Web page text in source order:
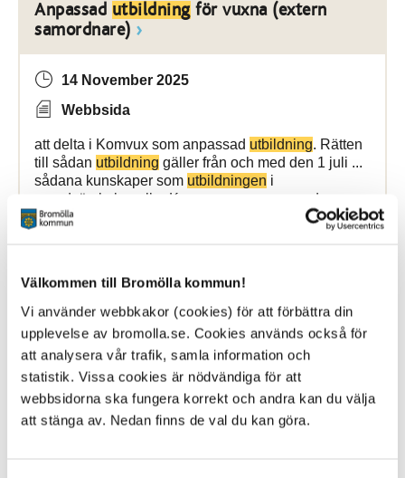
Välkommen till Bromölla kommun!
Vi använder webbkakor (cookies) för att förbättra din
upplevelse av bromolla.se. Cookies används också för
att analysera vår trafik, samla information och
statistik. Vissa cookies är nödvändiga för att
webbsidorna ska fungera korrekt och andra kan du välja
att stänga av. Nedan finns de val du kan göra.
Anpassad utbildning för vuxna (extern
samordnare)
14 November 2025
Webbsida
att delta i Komvux som anpassad utbildning. Rätten
till sådan utbildning gäller från och med den 1 juli ...
sådana kunskaper som utbildningen i
grundsärskolan eller Komvux som anpassad
utbildning
Utbildningsverksamhetensvision
13 December 2021
Webbsida